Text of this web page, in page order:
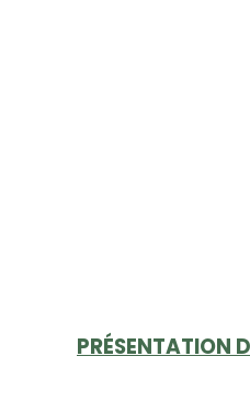
PRÉSENTATION